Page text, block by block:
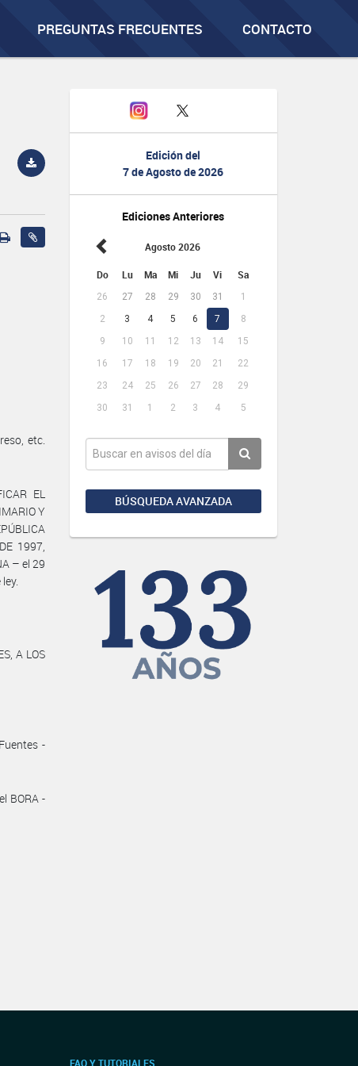
PREGUNTAS FRECUENTES CONTACTO
Edición del
7 de Agosto de 2026
Ediciones Anteriores
Agosto 2026
Do Lu Ma Mi Ju Vi Sa
26 27 28 29 30 31
1
2
3 4 5 6 7
8
9
10 11 12 13 14
15
16
17 18 19 20 21
22
23
24 25 26 27 28
29
30
31 1 2 3 4 5
BÚSQUEDA AVANZADA
etc.
EL
Y
1997,
– el 29
A LOS
-
BORA -
FAQ Y TUTORIALES